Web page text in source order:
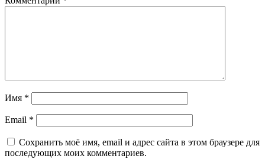
Имя *
Email *
Сохранить моё имя, email и адрес сайта в этом браузере для
последующих моих комментариев.